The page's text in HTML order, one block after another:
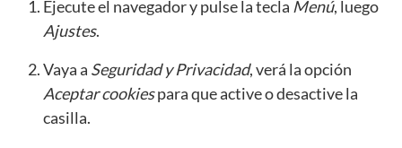
Ejecute el navegador y pulse la tecla Menú, luego
Ajustes.
Vaya a Seguridad y Privacidad, verá la opción
Aceptar cookiespara que active o desactive la
casilla.